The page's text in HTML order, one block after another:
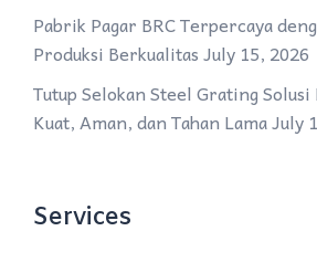
Pabrik Pagar BRC Terpercaya
Produksi BerkualitasJuly 15, 2026
Tutup Selokan Steel Grating Solusi
Kuat, Aman, dan Tahan LamaJuly
Services